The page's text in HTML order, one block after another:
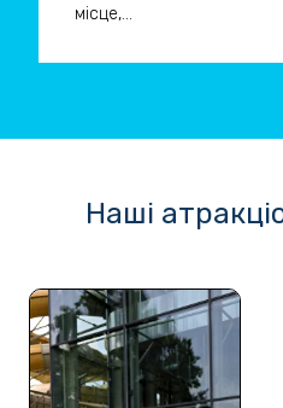
місце,...
Наші